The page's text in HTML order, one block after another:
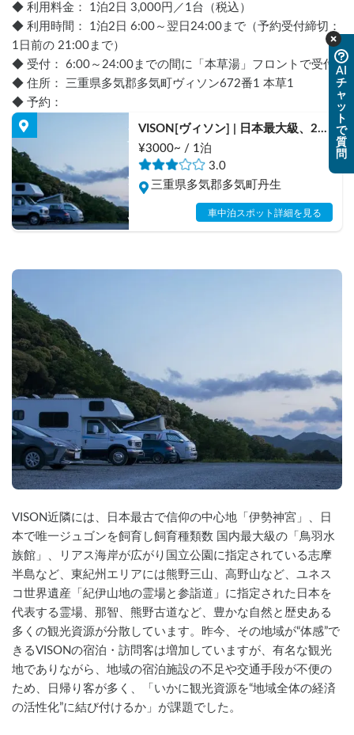
◆ 利用料金： 1泊2日 3,000円／1台（税込）
◆ 利用時間： 1泊2日 6:00～翌日24:00まで（予約受付締切：
1日前の 21:00まで）
◆ 受付： 6:00～24:00までの間に「本草湯」フロントで受付
◆ 住所： 三重県多気郡多気町ヴィソン672番1 本草1
◆ 予約：
VISON[ヴィソン] | 日本最大級、200
台の車中泊スポット/高速降りて3
分/薬草湯/産直市場/スウィーツ/有
名店多数/ペット大歓迎/伊勢神宮20
分/大阪より約2h/名古屋より約1.5h
¥3000~ / 1泊
3.0
三重県多気郡多気町丹生
車中泊スポット詳細を見る
VISON近隣には、日本最古で信仰の中心地「伊勢神宮」、日
本で唯一ジュゴンを飼育し飼育種類数 国内最大級の「鳥羽水
族館」、リアス海岸が広がり国立公園に指定されている志摩
半島など、東紀州エリアには熊野三山、高野山など、ユネス
コ世界遺産「紀伊山地の霊場と参詣道」に指定された日本を
代表する霊場、那智、熊野古道など、豊かな自然と歴史ある
多くの観光資源が分散しています。昨今、その地域が“体感”で
きるVISONの宿泊・訪問客は増加していますが、有名な観光
地でありながら、地域の宿泊施設の不足や交通手段が不便の
ため、日帰り客が多く、「いかに観光資源を“地域全体の経済
の活性化”に結び付けるか」が課題でした。
AI
チ
ャ
ッ
ト
で
質
問